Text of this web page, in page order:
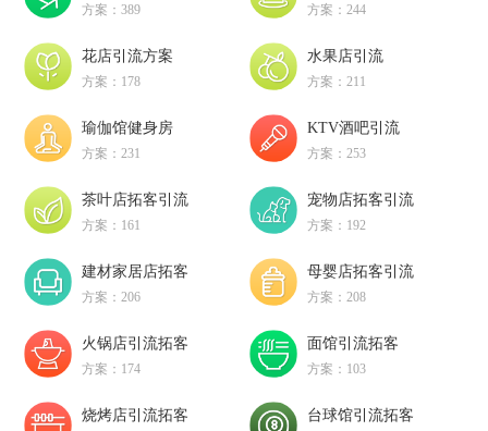
方案：389 方案：244
花店引流方案
方案：178
水果店引流
方案：211
瑜伽馆健身房
方案：231
KTV酒吧引流
方案：253
茶叶店拓客引流
方案：161
宠物店拓客引流
方案：192
建材家居店拓客
方案：206
母婴店拓客引流
方案：208
火锅店引流拓客
方案：174
面馆引流拓客
方案：103
烧烤店引流拓客 台球馆引流拓客